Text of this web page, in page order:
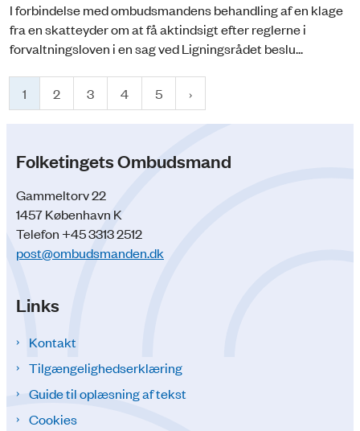
I forbindelse med ombudsmandens behandling af en klage
fra en skatteyder om at få aktindsigt efter reglerne i
forvaltningsloven i en sag ved Ligningsrådet beslu...
1 2 3 4 5
Folketingets Ombudsmand
Gammeltorv 22
1457 København K
Telefon +45 3313 2512
post@ombudsmanden.dk
Links
Kontakt
Tilgængelighedserklæring
Guide til oplæsning af tekst
Cookies